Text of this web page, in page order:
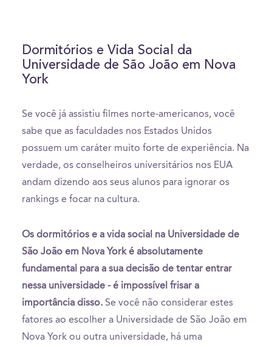
Dormitórios e Vida Social da
Universidade de São João em Nova
York
Se você já assistiu filmes norte-americanos, você
sabe que as faculdades nos Estados Unidos
possuem um caráter muito forte de experiência. Na
verdade, os conselheiros universitários nos EUA
andam dizendo aos seus alunos para ignorar os
rankings e focar na cultura.
Os dormitórios e a vida social na Universidade de
São João em Nova York é absolutamente
fundamental para a sua decisão de tentar entrar
nessa universidade - é impossível frisar a
importância disso. Se você não considerar estes
fatores ao escolher a Universidade de São João em
Nova York ou outra universidade, há uma